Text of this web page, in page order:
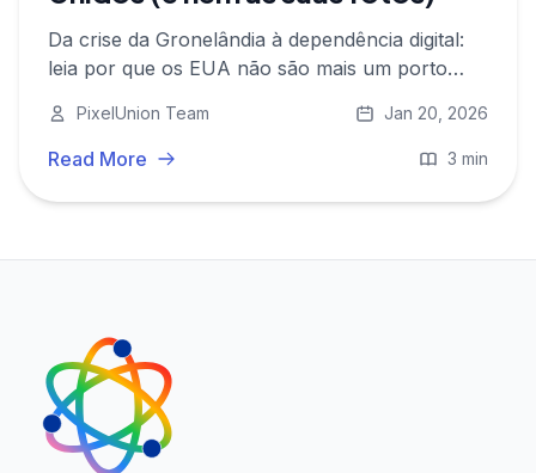
Da crise da Gronelândia à dependência digital:
leia por que os EUA não são mais um porto
autonomia digital europeia.
PixelUnion Team Jan 20, 2026
Read More 3 min